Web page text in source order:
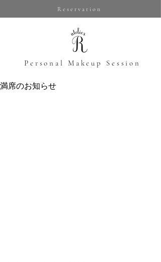
Reservation
​Personal Makeup Session
満席のお知らせ